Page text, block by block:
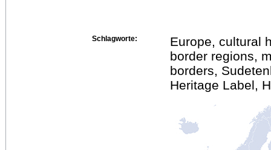
Schlagworte:
Europe, cultural
border regions,
borders,
Heritage Label,